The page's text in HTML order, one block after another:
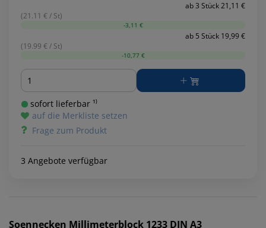
ab 3 Stück 21,11 €
(21.11 € / St)
-3,11 €
ab 5 Stück 19,99 €
(19.99 € / St)
-10,77 €
Menge
sofort lieferbar ¹⁾
auf die Merkliste setzen
Frage zum Produkt
3 Angebote verfügbar
Soennecken Millimeterblock 1233 DIN A3